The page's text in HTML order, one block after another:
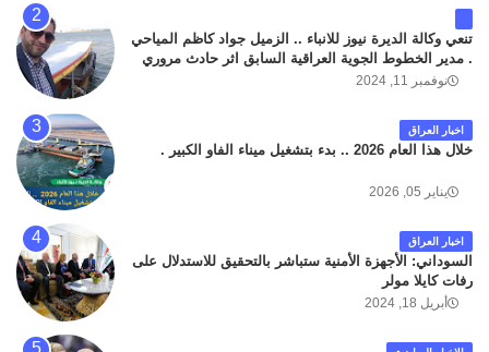
تنعي وكالة الديرة نيوز للانباء .. الزميل جواد كاظم المياحي
. مدير الخطوط الجوية العراقية السابق اثر حادث مروري
داخل مطار البصرة الدولي اليوم الاثنين على الطريق
كان سبب الحادث يعود لتصادم عجلته مع عجلة نوع كيا بنكو
تابعة لشركة الهلال الماسكة لإعمار مطار البصرة الدولي .
سائلين الله عز وجل ان يتغمد الفقيد بواسع رحمته ، و انا
نوفمبر 11, 2024
اخبار العراق
خلال هذا العام 2026 .. بدء بتشغيل ميناء الفاو الكبير .
يناير 05, 2026
اخبار العراق
السوداني: الأجهزة الأمنية ستباشر بالتحقيق للاستدلال على
رفات كايلا مولر
أبريل 18, 2024